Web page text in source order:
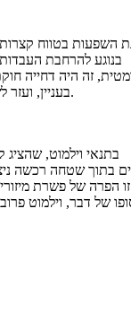
השפעות בטווח
בנוגע להרחבת
זה היה דחייה
בעניין, ועזר לשכך את הוויכוחים הגדולים נגד עבדות כמוסד.
בתנאי וילמוט, שהציג
בתוך שטחה רכשה